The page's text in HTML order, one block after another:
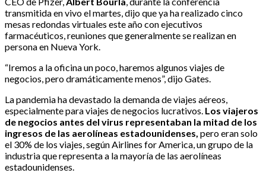
transmitida en vivo el martes, dijo que ya ha realizado cinco
mesas redondas virtuales este año con ejecutivos
farmacéuticos, reuniones que generalmente se realizan en
persona en Nueva York.
“Iremos a la oficina un poco, haremos algunos viajes de
negocios, pero dramáticamente menos”, dijo Gates.
La pandemia ha devastado la demanda de viajes aéreos,
especialmente para viajes de negocios lucrativos. Los viajeros
de negocios antes del virus representaban la mitad de los
ingresos de las aerolíneas estadounidenses, pero eran solo
el 30% de los viajes, según Airlines for America, un grupo de la
industria que representa a la mayoría de las aerolíneas
estadounidenses.